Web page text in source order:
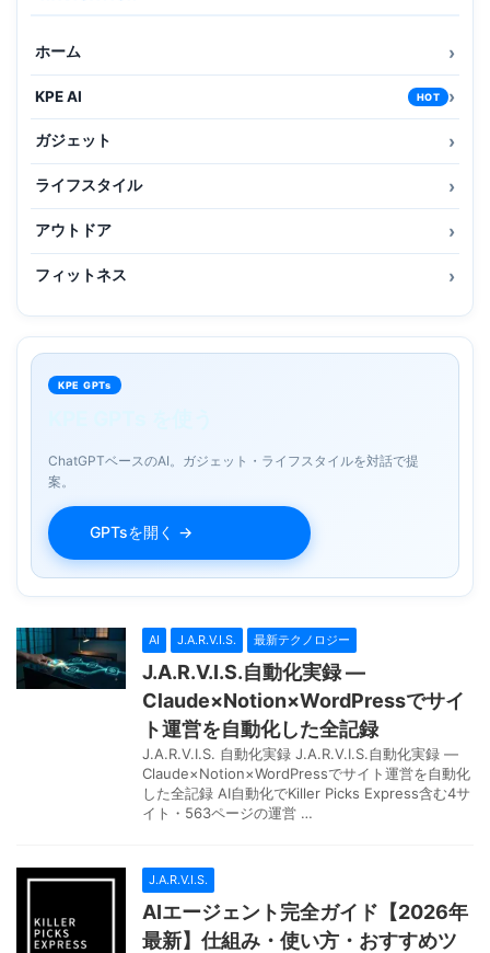
ホーム
KPE AI HOT
ガジェット
ライフスタイル
アウトドア
フィットネス
KPE GPTs
ChatGPTベースのAI。ガジェット・ライフスタイルを対話で提
案。
GPTsを開く →
AI J.A.R.V.I.S. 最新テクノロジー
J.A.R.V.I.S.自動化実録 —
Claude×Notion×WordPressでサイ
ト運営を自動化した全記録
J.A.R.V.I.S. 自動化実録 J.A.R.V.I.S.自動化実録 —
Claude×Notion×WordPressでサイト運営を自動化
した全記録 AI自動化でKiller Picks Express含む4サ
イト・563ページの運営 …
J.A.R.V.I.S.
AIエージェント完全ガイド【2026年
最新】仕組み・使い方・おすすめツ